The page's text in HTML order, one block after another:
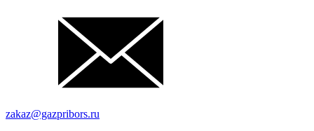
zakaz@gazpribors.ru